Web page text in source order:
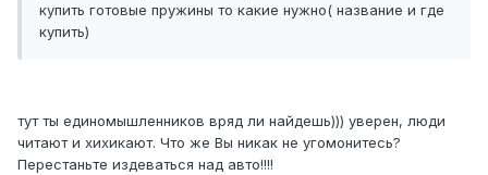
купить готовые пружины то какие нужно( название и где
купить)
тут ты единомышленников вряд ли найдешь))) уверен, люди
читают и хихикают. Что же Вы никак не угомонитесь?
Перестаньте издеваться над авто!!!!